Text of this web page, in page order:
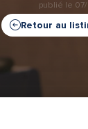
publié le
Retour au